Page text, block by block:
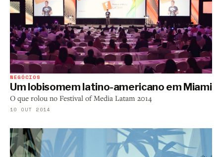
NEGÓCIOS
Um lobisomem latino-americano em Miami
O que rolou no Festival of Media Latam 2014
10 OUT 2014